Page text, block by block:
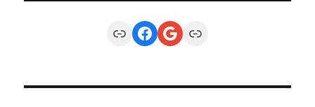
LinkFacebook
Google
Link